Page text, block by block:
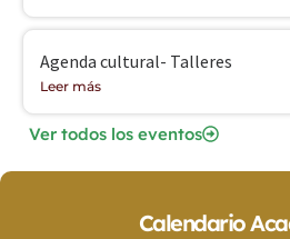
Agenda cultural- Talleres
Leer más
Ver todos los eventos
Calendario